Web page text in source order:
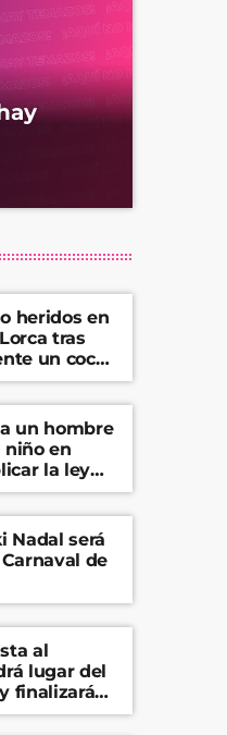
heridos en
tras
un coche
un hombre
niño en
la ley
Nadal será
de
al
lugar del
finalizará